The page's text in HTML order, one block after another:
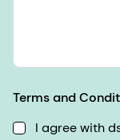
Terms and
I agree with